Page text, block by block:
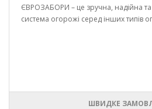
ЄВРОЗАБОРИ – це зручна, надійна
система огорожі серед інших типів
ШВИДКЕ